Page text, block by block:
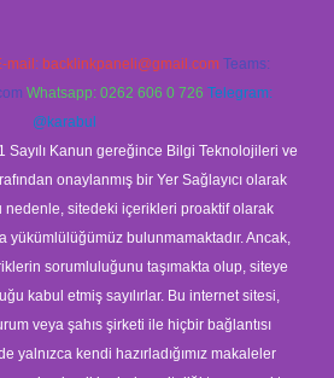
mail: backlinkpaneli@gmail.com Teams:
Whatsapp: 0262 606 0 726 Telegram:
@karabul
Sayılı Kanun gereğince Bilgi Teknolojileri ve
onaylanmış bir Yer Sağlayıcı olarak
nedenle, sitedeki içerikleri proaktif olarak
yükümlülüğümüz bulunmamaktadır. Ancak,
sorumluluğunu taşımakta olup, siteye
kabul etmiş sayılırlar. Bu internet sitesi,
veya şahıs şirketi ile hiçbir bağlantısı
yalnızca kendi hazırladığımız makaleler